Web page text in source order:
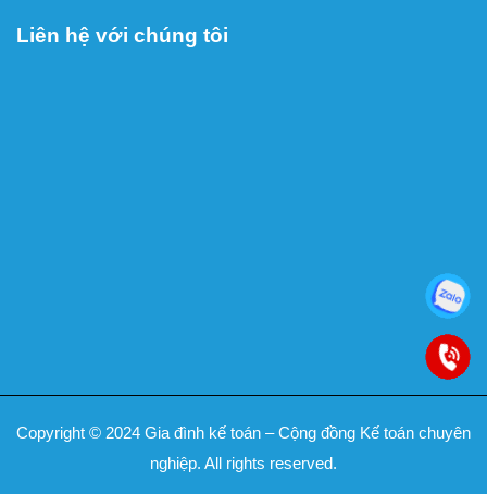
Liên hệ với chúng tôi
Copyright © 2024 Gia đình kế toán – Cộng đồng Kế toán chuyên
nghiệp. All rights reserved.